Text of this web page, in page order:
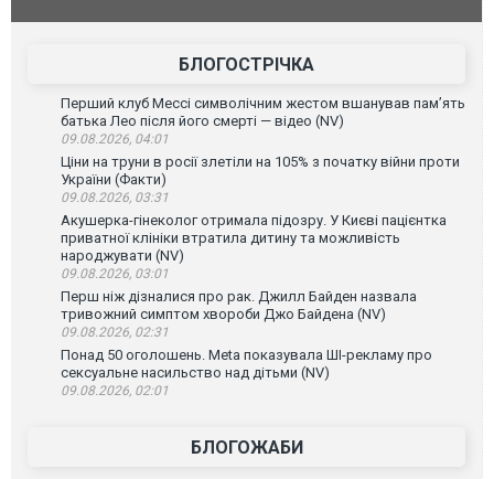
фільму
БЛОГОСТРІЧКА
Перший клуб Мессі символічним жестом вшанував пам’ять
батька Лео після його смерті — відео (NV)
09.08.2026, 04:01
Ціни на труни в росії злетіли на 105% з початку війни проти
України (Факти)
09.08.2026, 03:31
Акушерка-гінеколог отримала підозру. У Києві пацієнтка
приватної клініки втратила дитину та можливість
народжувати (NV)
09.08.2026, 03:01
Перш ніж дізналися про рак. Джилл Байден назвала
тривожний симптом хвороби Джо Байдена (NV)
09.08.2026, 02:31
Понад 50 оголошень. Meta показувала ШІ-рекламу про
сексуальне насильство над дітьми (NV)
09.08.2026, 02:01
БЛОГОЖАБИ